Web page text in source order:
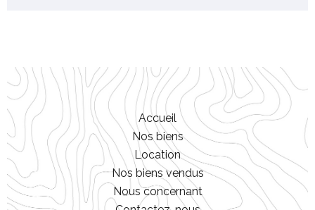
Accueil
Nos biens
Location
Nos biens vendus
Nous concernant